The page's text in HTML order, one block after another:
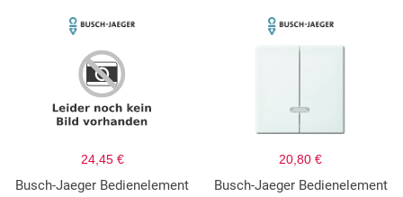
24,45 €
Busch-Jaeger Bedienelement
20,80 €
Busch-Jaeger Bedienelement